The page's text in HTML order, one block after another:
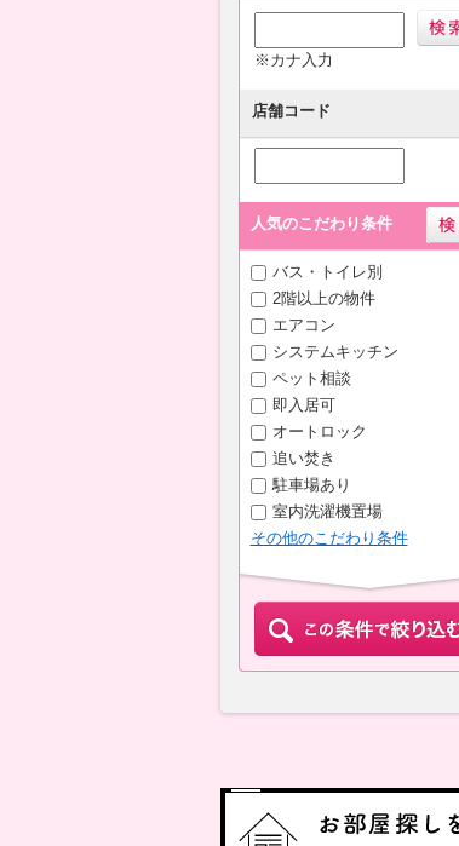
※カナ入力
店舗コード
人気のこだわり条件
バス・トイレ別
2階以上の物件
エアコン
システムキッチン
ペット相談
即入居可
オートロック
追い焚き
駐車場あり
室内洗濯機置場
その他のこだわり条件